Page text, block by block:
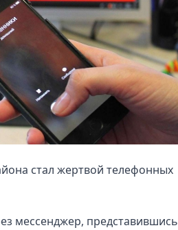
стал жертвой телефонных
мессенджер, представившись